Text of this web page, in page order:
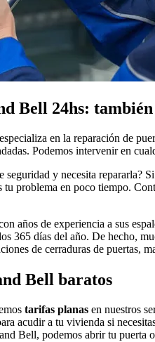
Bell 24hs:
en la reparación de
Podemos intervenir en
seguridad y necesita
tu problema en poco tiempo.
años de experiencia a sus
365 días del año. De hecho,
de cerraduras de puertas,
Bell baratos
tarifas planas en nuestros
acudir a tu vivienda si
Bell, podemos abrir tu puerta